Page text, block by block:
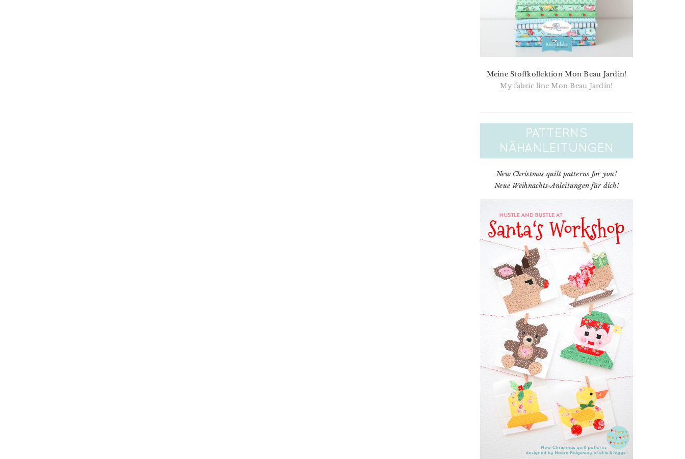
Meine Stoffkollektion Mon Beau Jardin!
My fabric line Mon Beau Jardin!
New Christmas quilt patterns for you!
Neue Weihnachts-Anleitungen für dich!